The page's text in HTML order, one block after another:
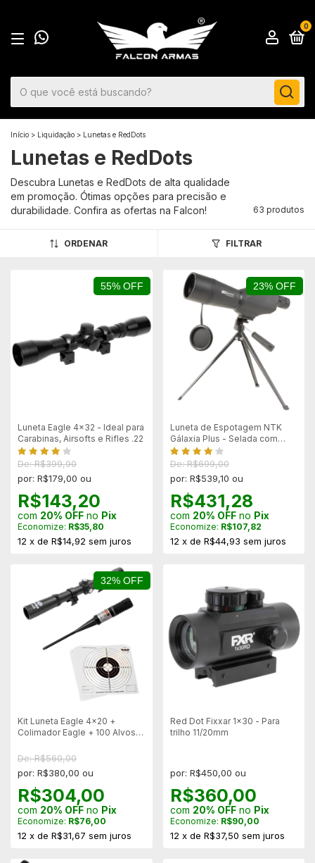
0
Início > Liquidação > Lunetas e RedDots
Lunetas e RedDots
Descubra Lunetas e RedDots de alta qualidade
em promoção. Ótimas opções para precisão e
durabilidade. Confira as ofertas na Falcon!
63 produtos
ORDENAR FILTRAR
55% OFF
Luneta Eagle 4x32 - Ideal para
Carabinas, Airsofts e Rifles .22
De: R$399,90
por: R$179,00 ou
R$143,20
com 20% OFF no Pix
Economize: R$35,80
12 x de R$14,92 sem juros
23% OFF
Luneta de Espotagem NTK
Gálaxia Plus - Selada com
Nitrogênio
De: R$699,00
por: R$539,10 ou
R$431,28
com 20% OFFno Pix
Economize: R$107,82
12 x de R$44,93 sem juros
32% OFF
Kit Luneta Eagle 4x20 +
Colimador Eagle + 100 Alvos
De: R$560,00
por: R$380,00 ou
R$304,00
com 20% OFF no Pix
Economize: R$76,00
12 x de R$31,67 sem juros
Red Dot Fixxar 1x30 - Para
trilho 11/20mm
por: R$450,00 ou
R$360,00
com 20% OFFno Pix
Economize: R$90,00
12 x de R$37,50 sem juros